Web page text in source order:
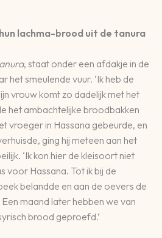
lachma-brood uit de tanura
, staat onder een afdakje in de
het smeulende vuur. ‘Ik heb de
vrouw komt zo dadelijk met het
het ambachtelijke broodbakken
vroeger in Hassana gebeurde, en
ging hij meteen aan het
‘Ik kon hier de kleisoort niet
voor Hassana. Tot ik bij de
belandde en aan de oevers de
maand later hebben we van
brood geproefd.’